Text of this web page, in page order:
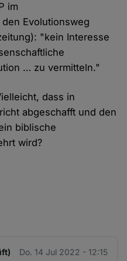
im
Evolutionsweg
"kein Interesse
… zu vermitteln."
dass in
abgeschafft und den
biblische
wird?
Do. 14 Jul 2022 - 12:15